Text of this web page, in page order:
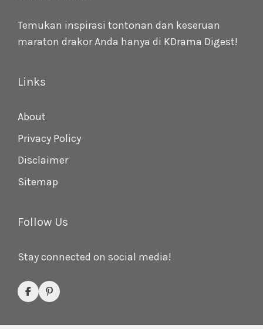
Temukan inspirasi tontonan dan keseruan
maraton drakor Anda hanya di KDrama Digest!
Links
About
Privacy Policy
Disclaimer
Sitemap
Follow Us
Stay connected on social media!